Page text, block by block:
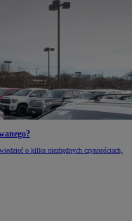
o kilku niezbędnych czynnościach,